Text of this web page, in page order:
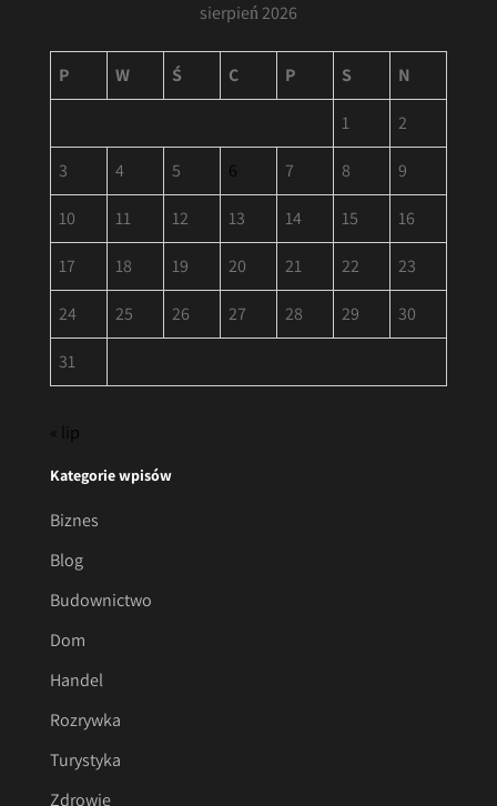
sierpień 2026
P W Ś C P S N
1 2
3 4 5 6 7 8 9
10 11 12 13 14 15 16
17 18 19 20 21 22 23
24 25 26 27 28 29 30
31
« lip
Kategorie wpisów
Biznes
Blog
Budownictwo
Dom
Handel
Rozrywka
Turystyka
Zdrowie